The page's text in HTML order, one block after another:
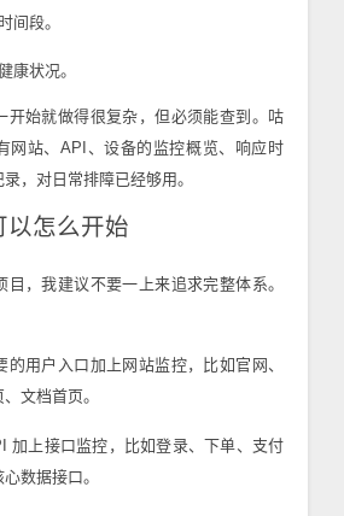
间段。
康状况。
开始就做得很复杂，但必须能查到。咕
网站、API、设备的监控概览、响应时
，对日常排障已经够用。
怎么开始
，我建议不要一上来追求完整体系。
用户入口加上网站监控，比如官网、
文档首页。
加上接口监控，比如登录、下单、支付
数据接口。